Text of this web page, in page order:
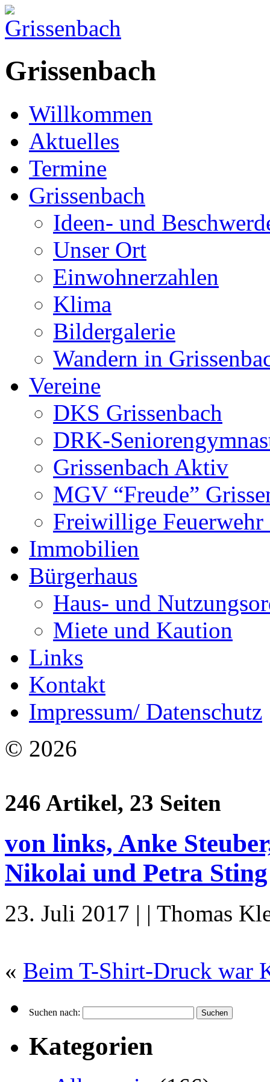
Grissenbach
Willkommen
Aktuelles
Termine
Grissenbach
Ideen- und
Unser Ort
Einwohnerzahlen
Klima
Bildergalerie
Wandern in
Vereine
DKS Grissenbach
DRK-
Grissenbach Aktiv
MGV “Freude”
Freiwillige Feuerwehr
Immobilien
Bürgerhaus
Haus- und
Miete und Kaution
Links
Kontakt
Impressum/ Datenschutz
© 2026
246 Artikel, 23 Seiten
von links, Anke
Nikolai und Petra Sting
23. Juli 2017 | | Thomas
« Beim T-Shirt-Druck war
Suchen nach:
Kategorien